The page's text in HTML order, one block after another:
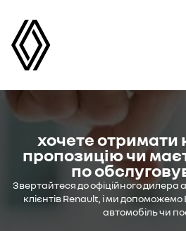
хочете отримати
пропозицію чи
по
Звертайтеся до офіційного
клієнтів Renault, і ми
автомобіль чи